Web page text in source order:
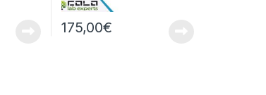
175,00€